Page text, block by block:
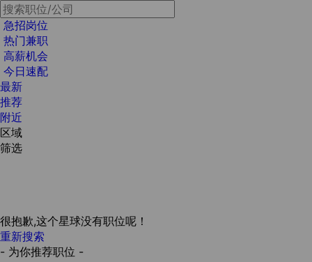
急招岗位
热门兼职
高薪机会
今日速配
最新
推荐
附近
区域
筛选
很抱歉,这个星球没有职位呢！
重新搜索
- 为你推荐职位 -